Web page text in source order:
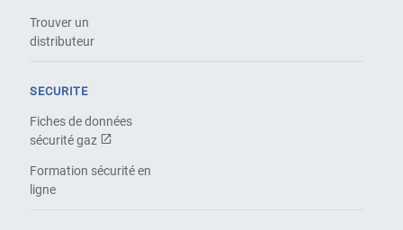
Trouver un
distributeur
SECURITE
Fiches de données
sécurité gaz
Formation sécurité en
ligne